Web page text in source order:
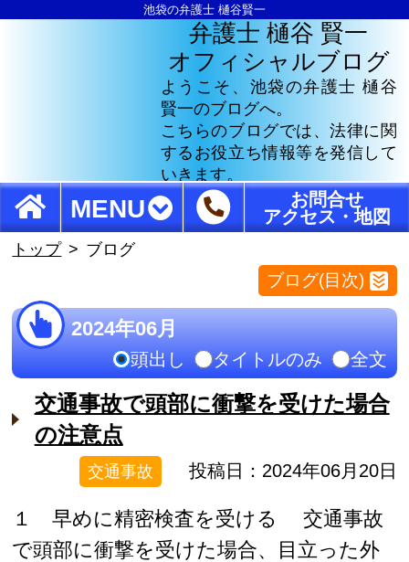
池袋の弁護士 樋谷賢一
弁護士 樋谷 賢一
オフィシャルブログ
ようこそ、池袋の弁護士 樋谷
賢一のブログへ。
こちらのブログでは、法律に関
するお役立ち情報等を発信して
いきます。
MENU
お問合せ
アクセス・地図
トップ ブログ
ブログ(目次)
2024年06月
頭出し タイトルのみ 全文
交通事故で頭部に衝撃を受けた場合
の注意点
交通事故 投稿日：2024年06月20日
１ 早めに精密検査を受ける 交通事故
で頭部に衝撃を受けた場合、目立った外